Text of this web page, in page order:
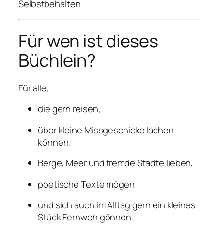
Selbstbehalten
Für wen ist dieses
Büchlein?
Für alle,
die gern reisen,
über kleine Missgeschicke lachen
können,
Berge, Meer und fremde Städte lieben,
poetische Texte mögen
und sich auch im Alltag gern ein kleines
Stück Fernweh gönnen.